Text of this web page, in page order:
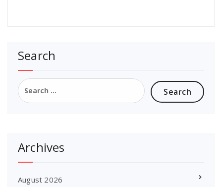
Search
Search
for:
Archives
August 2026